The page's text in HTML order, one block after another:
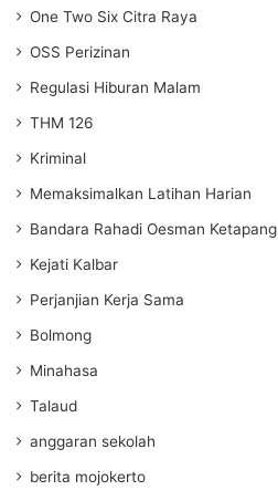
One Two Six Citra Raya
OSS Perizinan
Regulasi Hiburan Malam
THM 126
Kriminal
Memaksimalkan Latihan Harian
Bandara Rahadi Oesman Ketapang
Kejati Kalbar
Perjanjian Kerja Sama
Bolmong
Minahasa
Talaud
anggaran sekolah
berita mojokerto